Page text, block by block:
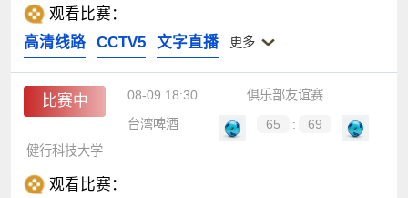
观看比赛：
高清线路
CCTV5 文字直播 更多
比赛中 08-09 18:30
俱乐部友谊赛
台湾啤酒
65 :
69
健行科技大学
观看比赛：